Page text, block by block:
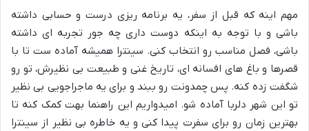
مهم اینه که قبل از سفر، یه برنامه ریزی درست و حسابی داشته
باشی و با توجه به اینکه دوست داری چه جور تجربه ای داشته
باشی، فصل مناسب رو انتخاب کنی. سینترا همیشه آماده ست تا با
قصرها و باغ های افسانه ای، تاریخ غنی و طبیعت بی نظیرش، تو رو
شگفت زده کنه. پس چمدونت رو ببند و برای یه ماجراجویی بی نظیر
تو این شهر دلربا آماده شو. امیدواریم این راهنما بهت کمک کنه تا
بهترین زمان رو برای سفرت پیدا کنی و یه خاطره بی نظیر از سینترا